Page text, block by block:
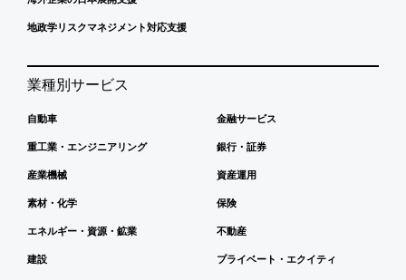
地政学リスクマネジメント対応支援
業種別サービス
自動車
重工業・エンジニアリング
産業機械
素材・化学
エネルギー・資源・鉱業
建設
金融サービス
銀行・証券
資産運用
保険
不動産
プライベート・エクイティ